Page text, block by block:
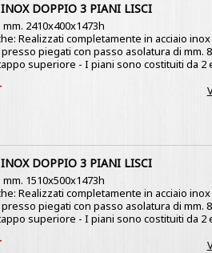
INOX DOPPIO 3 PIANI LISCI
2410x400x1473h
Realizzati completamente in acciaio
piegati con passo asolatura di mm.
superiore - I piani sono costituiti da 2
INOX DOPPIO 3 PIANI LISCI
1510x500x1473h
Realizzati completamente in acciaio
piegati con passo asolatura di mm.
superiore - I piani sono costituiti da 2